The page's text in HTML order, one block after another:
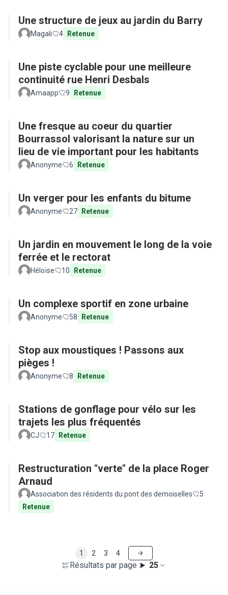
Une structure de jeux au jardin du Barry
Magali 4 Retenue
Une piste cyclable pour une meilleure
continuité rue Henri Desbals
Amaapp 9 Retenue
Une fresque au coeur du quartier
Bourrassol valorisant la nature sur un
lieu de vie important pour les habitants
Anonyme 6 Retenue
Un verger pour les enfants du bitume
Anonyme 27 Retenue
Un jardin en mouvement le long de la voie
ferrée et le rectorat
Héloïse 10 Retenue
Un complexe sportif en zone urbaine
Anonyme 58 Retenue
Stop aux moustiques ! Passons aux
pièges !
Anonyme 8 Retenue
Stations de gonflage pour vélo sur les
trajets les plus fréquentés
CJ 17 Retenue
Restructuration "verte" de la place Roger
Arnaud
Association des résidents du pont des demoiselles
5
Retenue
Résultats par page : 25
1 2 3 4